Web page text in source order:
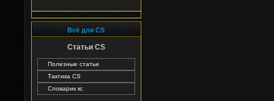
Всё для CS
Статьи CS
Полезные статьи
Тактика CS
Словарик кс